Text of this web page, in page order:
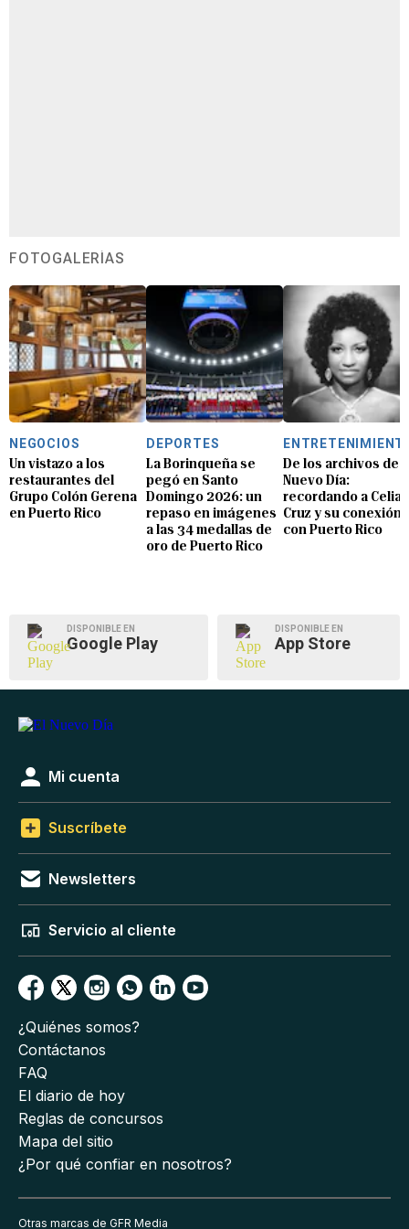
FOTOGALERÍAS
NEGOCIOS
Un vistazo a los
restaurantes del
Grupo Colón Gerena
en Puerto Rico
DEPORTES
La Borinqueña se
pegó en Santo
Domingo 2026: un
repaso en imágenes
a las 34 medallas de
oro de Puerto Rico
De los archivos de
Nuevo Día:
recordando a Celia
Cruz y su conexión
con Puerto Rico
DISPONIBLE EN
Google Play
DISPONIBLE EN
App Store
Mi cuenta
Suscríbete
Newsletters
Servicio al cliente
¿Quiénes somos?
Contáctanos
FAQ
El diario de hoy
Reglas de concursos
Mapa del sitio
¿Por qué confiar en nosotros?
Otras marcas de GFR Media